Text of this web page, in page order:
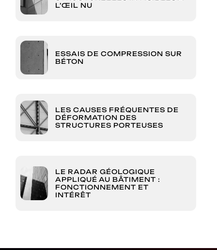
L’ŒIL NU
ESSAIS DE COMPRESSION SUR
BÉTON
LES CAUSES FRÉQUENTES DE
DÉFORMATION DES
STRUCTURES PORTEUSES
LE RADAR GÉOLOGIQUE
APPLIQUÉ AU BÂTIMENT :
FONCTIONNEMENT ET
INTÉRÊT